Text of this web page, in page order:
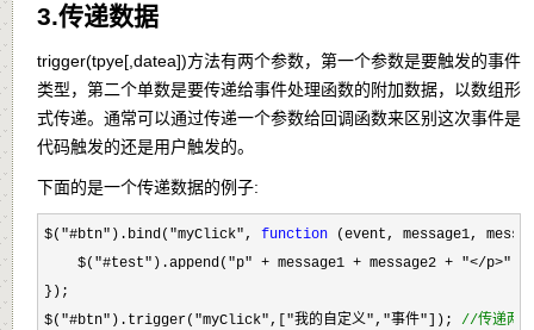
3.传递数据
trigger(tpye[,datea])方法有两个参数，第一个参数是要触发的事件
类型，第二个单数是要传递给事件处理函数的附加数据，以数组形
式传递。通常可以通过传递一个参数给回调函数来区别这次事件是
代码触发的还是用户触发的。
下面的是一个传递数据的例子:
$("#btn").bind("myClick", function (event, message1,
    $("#test").append("p" + message1 + message2 + "</p>"
});
$( "#btn").trigger("myClick",["我的自定义","事件"]); //传递两